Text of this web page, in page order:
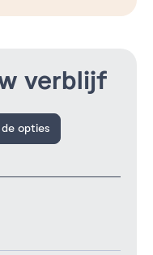
verblijf
opties